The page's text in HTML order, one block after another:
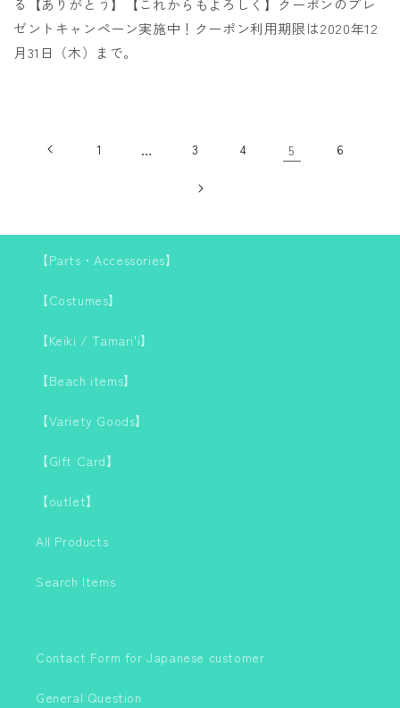
る【ありがとう】【これからもよろしく】クーポンのプレ
ゼントキャンペーン実施中！クーポン利用期限は2020年12
月31日（木）まで。
1 … 3 4 5 6
【Parts・Accessories】
【Costumes】
【Keiki / Tamari'i】
【Beach items】
【Variety Goods】
【Gift Card】
【outlet】
All Products
Search Items
Contact Form for Japanese customer
General Question